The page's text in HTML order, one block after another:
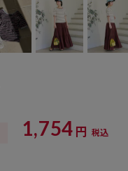
1,754 円 税込